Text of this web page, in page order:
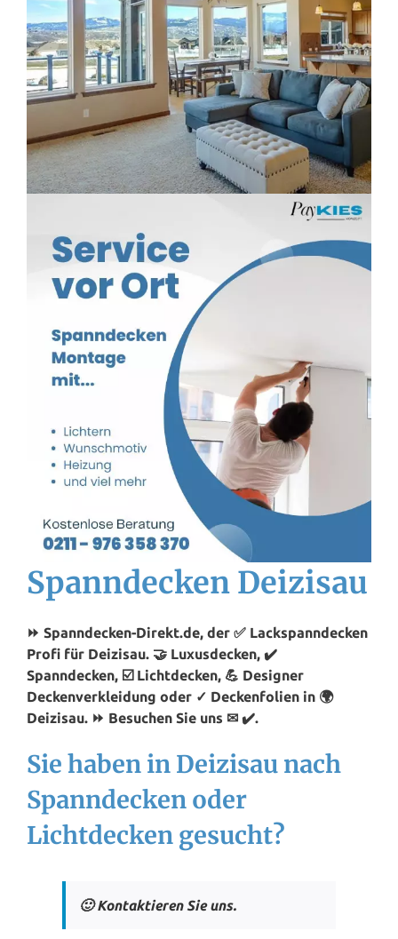
Spanndecken Deizisau
⏩ Spanndecken-Direkt.de, der ✅ Lackspanndecken
Profi für Deizisau. 🤝 Luxusdecken, ✔️
Spanndecken, ☑️ Lichtdecken, 💪 Designer
Deckenverkleidung oder ✓ Deckenfolien in 🌍
Deizisau. ⏩ Besuchen Sie uns ✉ ✔️.
Sie haben in Deizisau nach
Spanndecken oder
Lichtdecken gesucht?
🙂 Kontaktieren Sie uns.